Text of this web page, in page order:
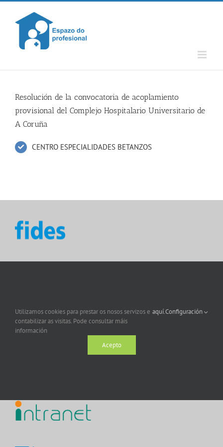
Skip
content
Resolución de la convocatoria de acoplamiento
provisional del Complejo Hospitalario Universitario de
A Coruña
CENTRO ESPECIALIDADES BETANZOS
Utilizamos cookies para prestar os nosos servizos e
contabilizar as visitas. Pode consultar máis
información
aquí.Configuración
Acepto